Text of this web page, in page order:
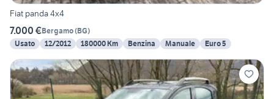
Fiat panda 4x4
7.000 €Bergamo(BG)
Usato
12/2012 180000 Km Benzina Manuale Euro 5